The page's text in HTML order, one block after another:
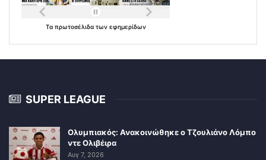
Τα πρωτοσέλιδα των εφημερίδων
SUPER LEAGUE
Ολυμπιακός: Ανακοινώθηκε ο Τζουλιάνο Λόμπο
ντε Ολιβέιρα
Αυγ 7, 2026